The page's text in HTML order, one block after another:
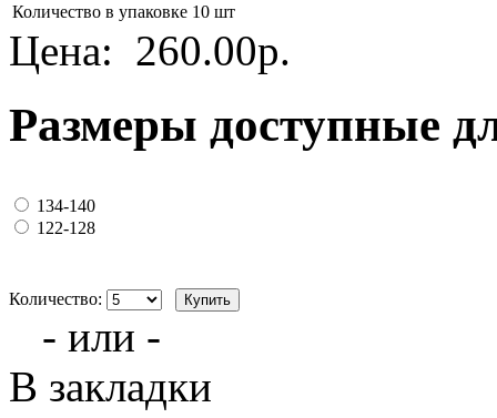
Количество в упаковке 10 шт
Цена: 260.00р.
Размеры доступные
134-140
122-128
Количество:
- или -
В закладки